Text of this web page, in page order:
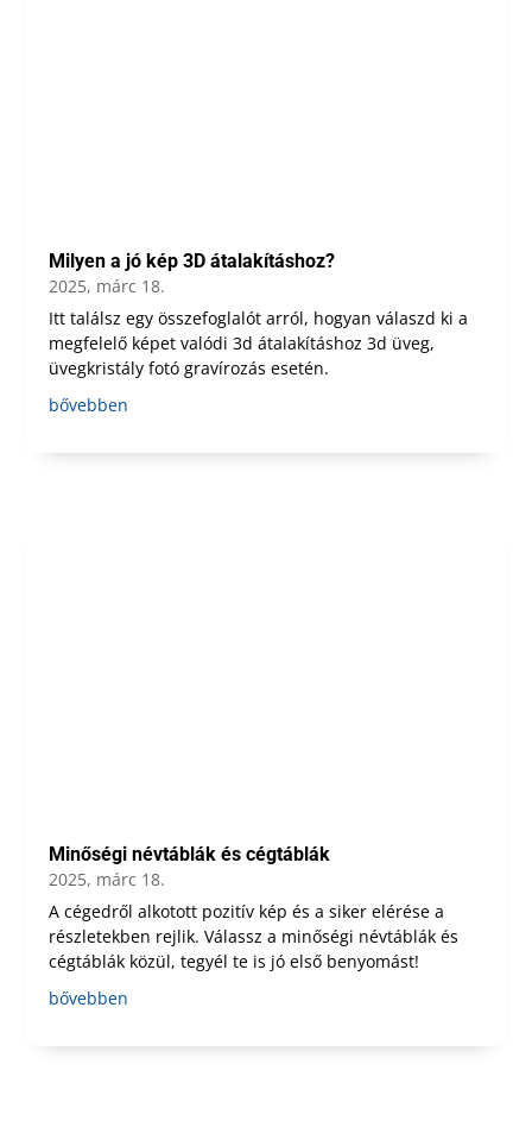
Milyen a jó kép 3D átalakításhoz?
2025, márc 18.
Itt találsz egy összefoglalót arról, hogyan válaszd ki a
megfelelő képet valódi 3d átalakításhoz 3d üveg,
üvegkristály fotó gravírozás esetén.
bővebben
Minőségi névtáblák és cégtáblák
2025, márc 18.
A cégedről alkotott pozitív kép és a siker elérése a
részletekben rejlik. Válassz a minőségi névtáblák és
cégtáblák közül, tegyél te is jó első benyomást!
bővebben